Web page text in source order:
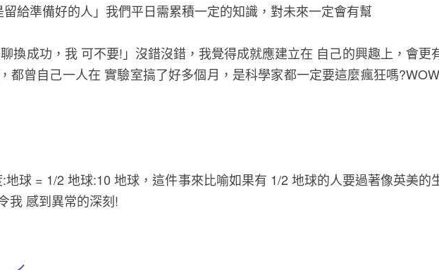
給準備好的人」我們平日需累積一定的知識，對未來一定會有幫
換成功，我 可不要!」沒錯沒錯，我覺得成就應建立在 自己的興趣上，會更
都曾自己一人在 實驗室搞了好多個月，是科學家都一定要這麼瘋狂嗎
地球 = 1/2 地球:10 地球，這件事來比喻如果有 1/2 地球的人要過著像英美的
我 感到異常的深刻!